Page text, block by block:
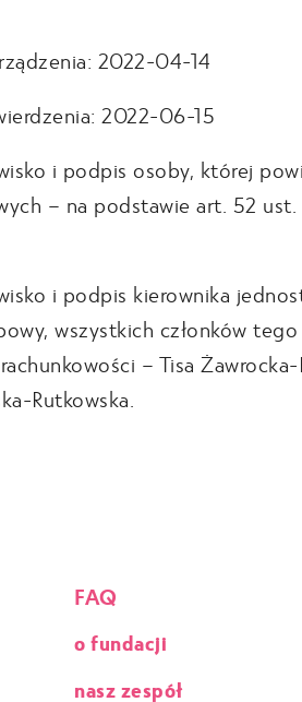
2022-04-14
2022-06-15
i podpis osoby, której
– na podstawie art. 52
i podpis kierownika
wszystkich członków
– Tisa
Rutkowska.
FAQ
o fundacji
nasz zespół